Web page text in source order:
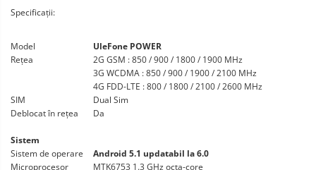
Specificații:
Model
UleFone POWER
Rețea
2G GSM : 850 / 900 / 1800 / 1900 MHz
3G WCDMA : 850 / 900 / 1900 / 2100 MHz
4G FDD-LTE : 800 / 1800 / 2100 / 2600 MHz
SIM
Dual Sim
Deblocat în rețea
Da
Sistem
Sistem de operare
Android 5.1 updatabil la 6.0
Microprocesor
MTK6753 1.3 GHz octa-core